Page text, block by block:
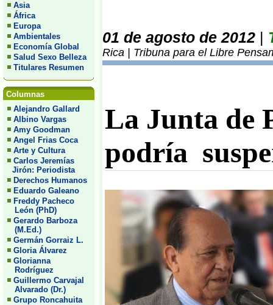
Asia
África
Europa
Ambientales
Economía Global
Salud Sexo Belleza
Titulares Resumen
Columnas
Alejandro Gallard
Albino Vargas
Amy Goodman
Angel Frias Coca
Arte y Cultura
Carlos Jeremías
Jirón: Periodista
Derechos Humanos
Eduardo Galeano
Freddy Pacheco
León (PhD)
Gerardo Barboza
(M.Ed.)
Germán Gorraiz L.
Gloria Álvarez
Glorianna
Rodríguez
Guillermo Carvajal
Alvarado (Dr.)
Grupo Roncahuita
01 de agosto de 2012 |
Rica | Tribuna para el Libre
La Junta de
podría